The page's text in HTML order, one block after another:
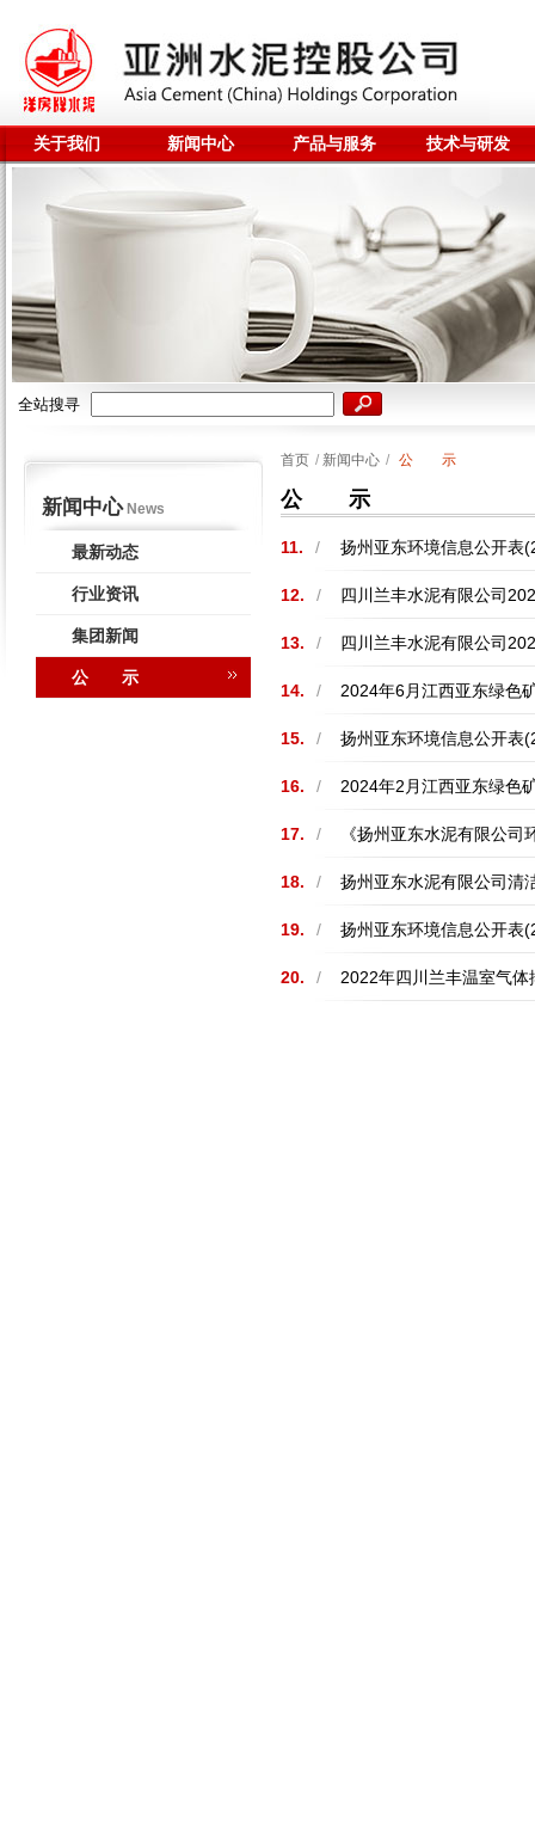
关于我们 新闻中心 产品与服务 技术与研发
全站搜寻
新闻中心News
最新动态
行业资讯
集团新闻
公 示
首页 / 新闻中心 / 公 示
公 示
11. / 扬州亚东环境信息公开表
12. / 四川兰丰水泥有限公司
13. / 四川兰丰水泥有限公司
14. / 2024年6月江西亚东绿色
15. / 扬州亚东环境信息公开表
16. / 2024年2月江西亚东绿色
17. / 《扬州亚东水泥有限公司
18. / 扬州亚东水泥有限公司清
19. / 扬州亚东环境信息公开表
20. / 2022年四川兰丰温室气体